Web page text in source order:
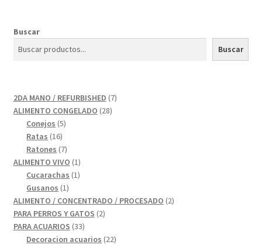
Buscar
Buscar
2DA MANO / REFURBISHED 77
ALIMENTO CONGELADO 2828
Conejos 55
Ratas 1616
productos
Ratones 77
productos
ALIMENTO VIVO 11
producto
Cucarachas 11
Gusanos 11
producto
ALIMENTO / CONCENTRADO / PROCESADO 22
PARA PERROS Y GATOS 22
PARA ACUARIOS 3333
productos
Decoracion acuarios 2222